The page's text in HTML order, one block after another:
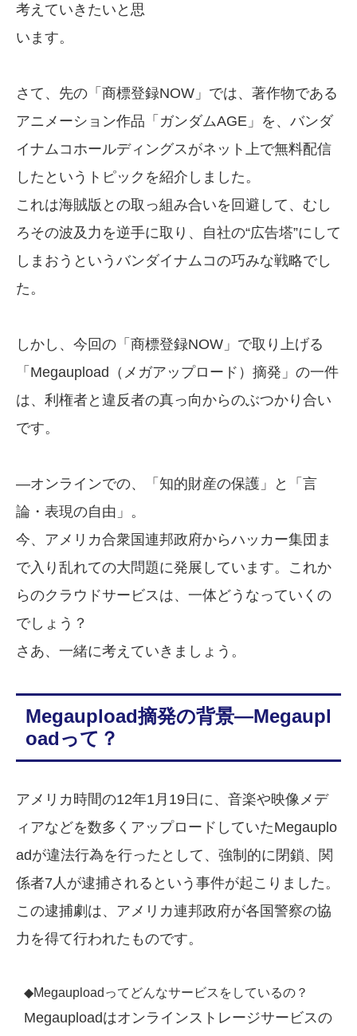
考えていきたいと思
います。
さて、先の「商標登録NOW」では、著作物である
アニメーション作品「ガンダムAGE」を、バンダ
イナムコホールディングスがネット上で無料配信
したというトピックを紹介しました。
これは海賊版との取っ組み合いを回避して、むし
ろその波及力を逆手に取り、自社の“広告塔”にして
しまおうというバンダイナムコの巧みな戦略でし
た。
しかし、今回の「商標登録NOW」で取り上げる
「Megaupload（メガアップロード）摘発」の一件
は、利権者と違反者の真っ向からのぶつかり合い
です。
―オンラインでの、「知的財産の保護」と「言
論・表現の自由」。
今、アメリカ合衆国連邦政府からハッカー集団ま
で入り乱れての大問題に発展しています。これか
らのクラウドサービスは、一体どうなっていくの
でしょう？
さあ、一緒に考えていきましょう。
Megaupload摘発の背景―Megaupl
oadって？
アメリカ時間の12年1月19日に、音楽や映像メデ
ィアなどを数多くアップロードしていたMegauplo
adが違法行為を行ったとして、強制的に閉鎖、関
係者7人が逮捕されるという事件が起こりました。
この逮捕劇は、アメリカ連邦政府が各国警察の協
力を得て行われたものです。
◆Megauploadってどんなサービスをしているの？
Megauploadはオンラインストレージサービスの